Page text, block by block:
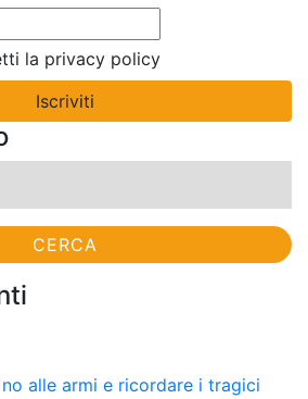
la privacy policy
alle armi e ricordare i tragici